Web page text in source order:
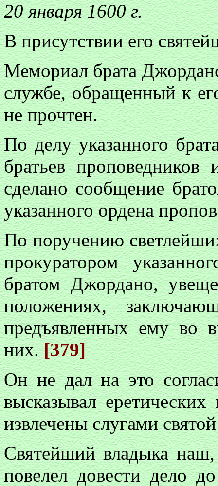
20 января 1600 г.
В присутствии его
Мемориал брата
службе, обращенный к
не прочтен.
По делу указанного
братьев проповедников
сделано сообщение
указанного ордена
По поручению
прокуратором
братом Джордано,
положениях,
предъявленных ему во
них.[379]
Он не дал на это
высказывал
извлечены слугами
Святейший владыка
повелел довести дело